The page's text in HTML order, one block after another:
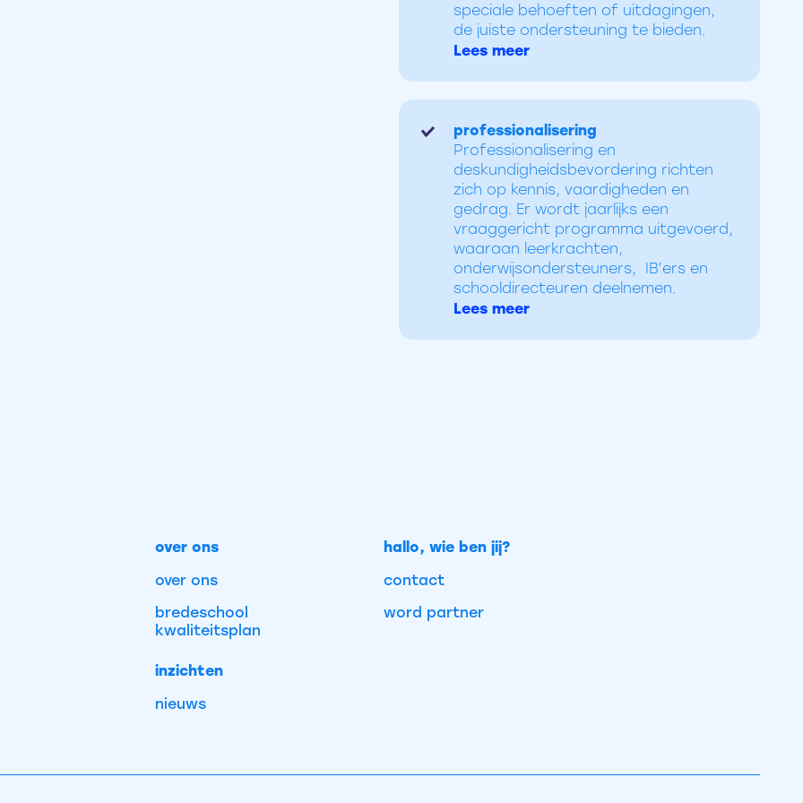
speciale behoeften of uitdagingen,
de juiste ondersteuning te bieden.
Lees meer
professionalisering
Professionalisering en
deskundigheidsbevordering richten
zich op kennis, vaardigheden en
gedrag. Er wordt jaarlijks een
vraaggericht programma uitgevoerd,
waaraan leerkrachten,
onderwijsondersteuners, IB’ers en
schooldirecteuren deelnemen.
Lees meer
over ons
over ons
bredeschool
kwaliteitsplan
inzichten
nieuws
hallo, wie ben jij?
contact
word partner